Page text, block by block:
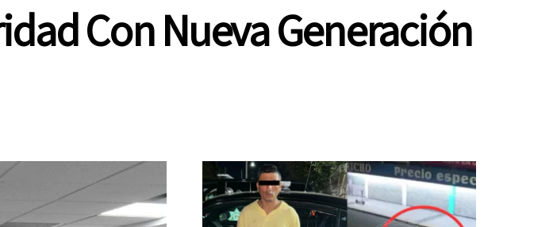
Con Nueva Generación